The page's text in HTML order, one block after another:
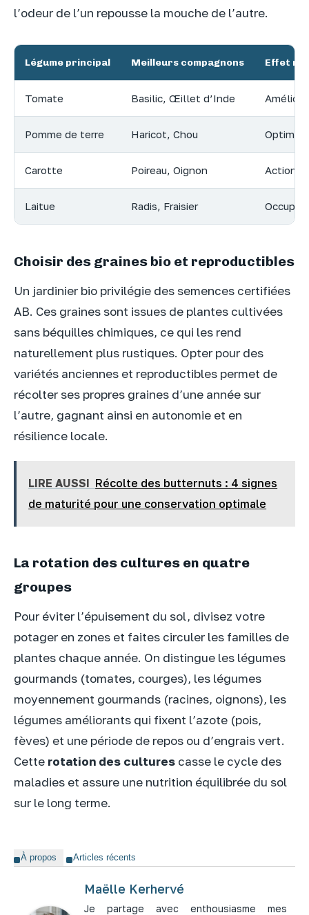
l’odeur de l’un repousse la mouche de l’autre.
Légume principal Meilleurs compagnons Effet
Tomate Basilic, Œillet d’Inde
Pomme de terre Haricot, Chou
Carotte Poireau, Oignon Action
Laitue Radis, Fraisier
Choisir des graines bio et reproductibles
Un jardinier bio privilégie des semences certifiées
AB. Ces graines sont issues de plantes cultivées
sans béquilles chimiques, ce qui les rend
naturellement plus rustiques. Opter pour des
variétés anciennes et reproductibles permet de
récolter ses propres graines d’une année sur
l’autre, gagnant ainsi en autonomie et en
résilience locale.
LIRE AUSSI Récolte des butternuts : 4 signes
de maturité pour une conservation optimale
La rotation des cultures en quatre
groupes
Pour éviter l’épuisement du sol, divisez votre
potager en zones et faites circuler les familles de
plantes chaque année. On distingue les légumes
gourmands (tomates, courges), les légumes
moyennement gourmands (racines, oignons), les
légumes améliorants qui fixent l’azote (pois,
fèves) et une période de repos ou d’engrais vert.
Cette rotation des cultures casse le cycle des
maladies et assure une nutrition équilibrée du sol
sur le long terme.
À propos Articles récents
Maëlle Kerhervé
Je partage avec enthousiasme mes